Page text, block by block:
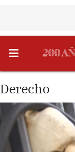
Derecho